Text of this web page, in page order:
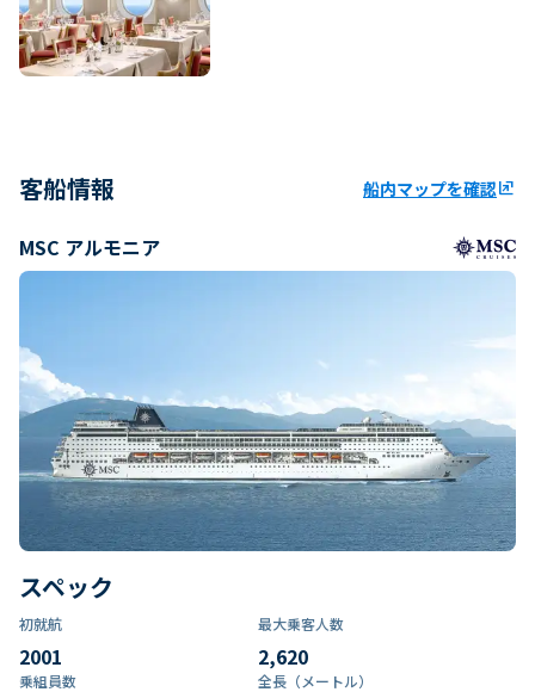
客船情報 船内マップを確認ungroup
MSC アルモニア
スペック
初就航
2001
最大乗客人数
2,620
乗組員数​ 全長（メートル）